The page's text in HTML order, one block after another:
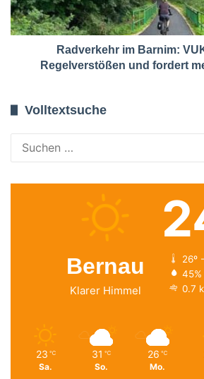
Radverkehr im Barnim:
Regelverstößen und fordert
Volltextsuche
Bernau
Klarer Himmel
26º
45%
0.7
23 ℃
Sa.
31 ℃
So.
26 ℃
Mo.